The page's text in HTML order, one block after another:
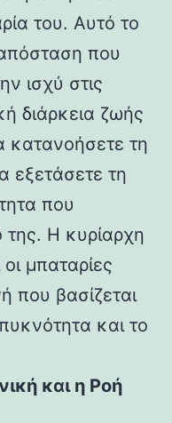
του. Αυτό το
που
ισχύ στις
διάρκεια ζωής
κατανοήσετε τη
εξετάσετε τη
που
της. Η κυρίαρχη
μπαταρίες
που βασίζεται
και το
και η Ροή